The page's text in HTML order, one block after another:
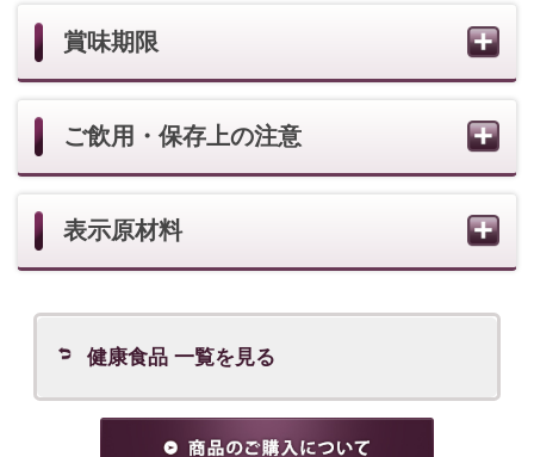
カテゴリーから商品を探す
スキンケアの悩みから商品を探す